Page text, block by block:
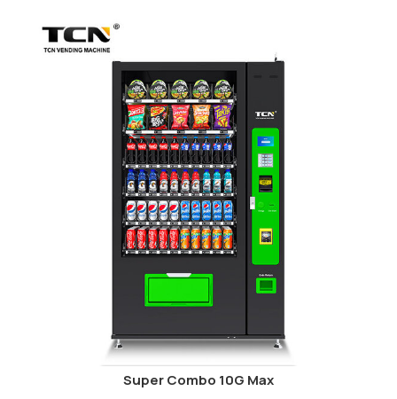
Super Combo 10G Max